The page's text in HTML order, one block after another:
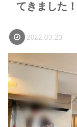
てきました！
2022.03.23